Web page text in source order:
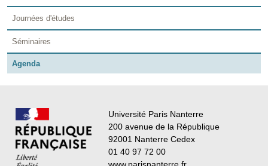
Journées d'études
Séminaires
Agenda
Université Paris Nanterre
200 avenue de la République
92001 Nanterre Cedex
01 40 97 72 00